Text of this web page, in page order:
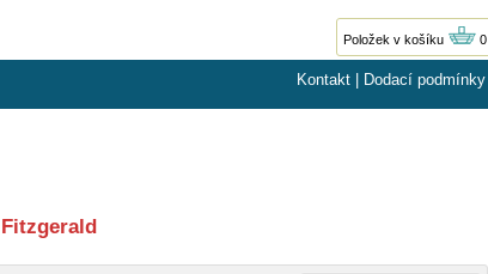
Položek v košíku 0
Kontakt Dodací podmínky